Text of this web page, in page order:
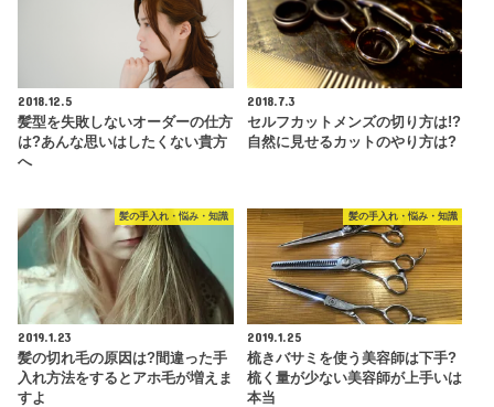
2018.12.5
髪型を失敗しないオーダーの仕方
は?あんな思いはしたくない貴方
へ
2018.7.3
セルフカットメンズの切り方は!?
自然に見せるカットのやり方は?
髪の手入れ・悩み・知識
2019.1.23
髪の切れ毛の原因は?間違った手
入れ方法をするとアホ毛が増えま
すよ
髪の手入れ・悩み・知識
2019.1.25
梳きバサミを使う美容師は下手?
梳く量が少ない美容師が上手いは
本当